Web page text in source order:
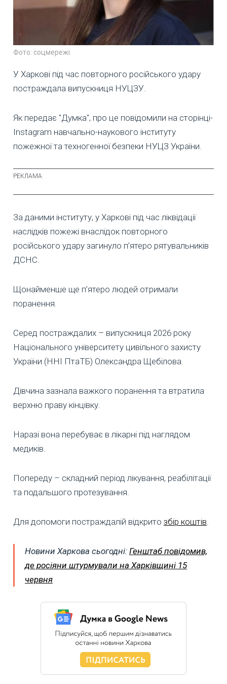
Фото: соцмережі
У Харкові під час повторного російського удару
постраждала випускниця НУЦЗУ.
Як передає "Думка", про це повідомили на сторінці-
Instagram навчально-наукового інституту
пожежної та техногенної безпеки НУЦЗ України.
За даними інституту, у Харкові під час ліквідації
наслідків пожежі внаслідок повторного
російського удару загинуло п’ятеро рятувальників
ДСНС.
Щонайменше ще п’ятеро людей отримали
поранення.
Серед постраждалих – випускниця 2026 року
Національного університету цивільного захисту
України (ННІ ПтаТБ) Олександра Щебілова.
Дівчина зазнала важкого поранення та втратила
верхню праву кінцівку.
Наразі вона перебуває в лікарні під наглядом
медиків.
Попереду – складний період лікування, реабілітації
та подальшого протезування.
Для допомоги постраждалій відкрито збір коштів
Новини Харкова сьогодні: Генштаб повідомив,
де росіяни штурмували на Харківщині 15
червня